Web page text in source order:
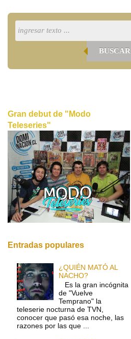
BUSCAR
Gran debut de "Modo
Teleseries"
Entradas populares
¿QUIÉN MATÓ AL
NACHO?
Es la gran incógnita
de "Vuelve
Temprano" la
teleserie nocturna de TVN,
conocer que pasó esa noche, las
razones por las que ...